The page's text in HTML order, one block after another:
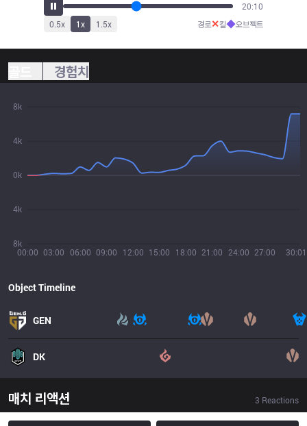
22:23
0.5x 1x 1.5x 경로✕킬◆오브젝트
경험치
00:00 03:00 06:00 09:00 12:00 15:00 18:00 21:00 24:00 27:00 30:01
8k
4k
0k
4k
8k
Object Timeline
GEN
DK
매치 리액션 3 Reactions